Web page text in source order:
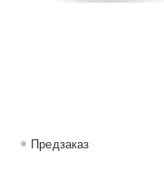
Предзаказ